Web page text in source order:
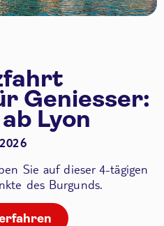
Geniesser:
Lyon
Sie auf dieser 4-tägigen
des Burgunds.